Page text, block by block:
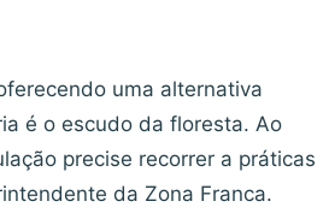
uma alternativa
é o escudo da floresta. Ao
precise recorrer a práticas
da Zona Franca.